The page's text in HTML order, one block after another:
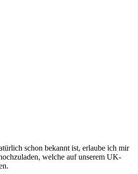
schon bekannt ist, erlaube ich mir
welche auf unserem UK-